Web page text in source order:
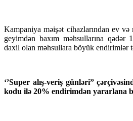
Kampaniya məişət cihazlarından ev və
geyimdən baxım məhsullarına qədər
daxil olan məhsullara böyük endirimlər
‘’Super alış-veriş günləri”
kodu ilə 20% endirimdən yararlana